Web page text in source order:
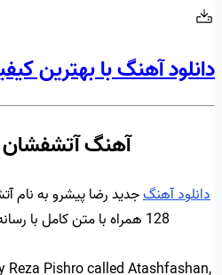
دانلود آهنگ با بهترین
آهنگ آتشفشان
دانلود آهنگ
128 همراه با متن کامل با رسانه هورادی همراه باشید.
Reza Pishro called Atashfashan,